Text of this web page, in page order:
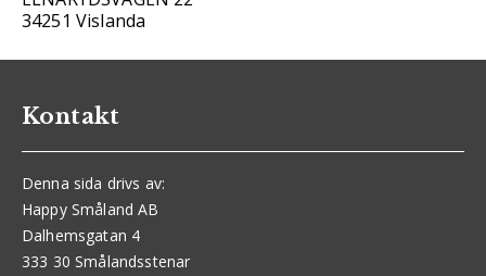
34251 Vislanda
Kontakt
Denna sida drivs av:
Happy Småland AB
Dalhemsgatan 4
333 30 Smålandsstenar